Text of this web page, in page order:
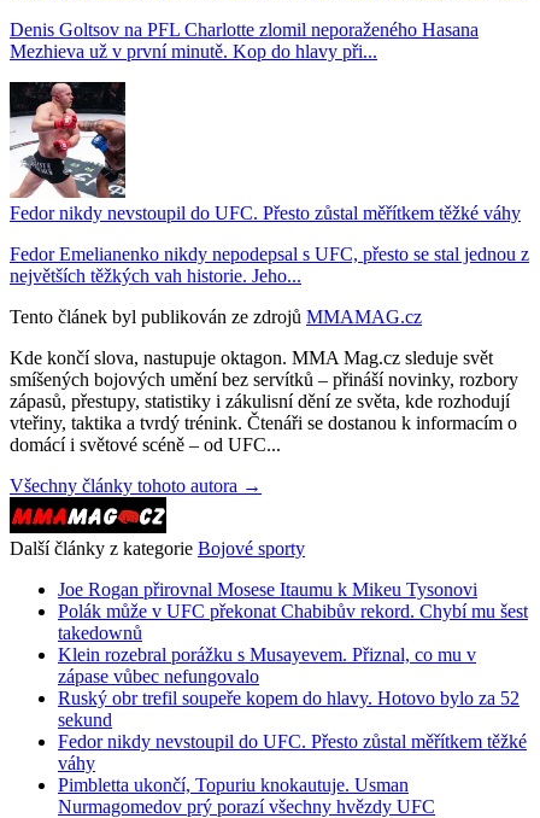
Denis Goltsov na PFL Charlotte zlomil neporaženého Hasana
Mezhieva už v první minutě. Kop do hlavy při...
Fedor nikdy nevstoupil do UFC. Přesto zůstal měřítkem těžké váhy
Fedor Emelianenko nikdy nepodepsal s UFC, přesto se stal jednou z
největších těžkých vah historie. Jeho...
Tento článek byl publikován ze zdrojů MMAMAG.cz
Kde končí slova, nastupuje oktagon. MMA Mag.cz sleduje svět
smíšených bojových umění bez servítků – přináší novinky, rozbory
zápasů, přestupy, statistiky i zákulisní dění ze světa, kde rozhodují
vteřiny, taktika a tvrdý trénink. Čtenáři se dostanou k informacím o
domácí i světové scéně – od UFC...
Všechny články tohoto autora →
Další články z kategorie Bojové sporty
Joe Rogan přirovnal Mosese Itaumu k Mikeu Tysonovi
Polák může v UFC překonat Chabibův rekord. Chybí mu šest
takedownů
Klein rozebral porážku s Musayevem. Přiznal, co mu v
zápase vůbec nefungovalo
Ruský obr trefil soupeře kopem do hlavy. Hotovo bylo za 52
sekund
Fedor nikdy nevstoupil do UFC. Přesto zůstal měřítkem těžké
váhy
Pimbletta ukončí, Topuriu knokautuje. Usman
Nurmagomedov prý porazí všechny hvězdy UFC